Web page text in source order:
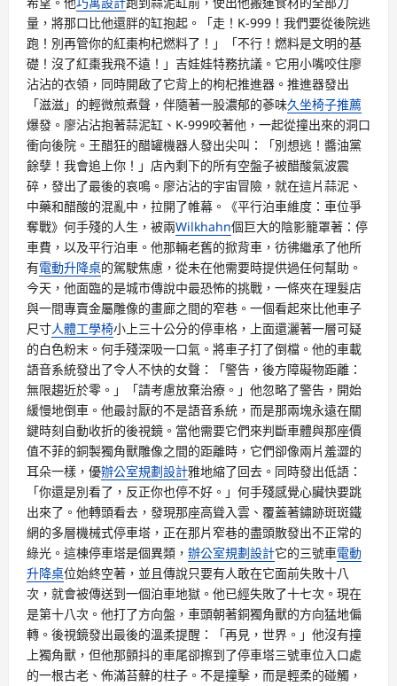
量，將那口比他還胖的缸抱起。「走！K-999！我們要從後院逃
跑！別再管你的紅棗枸杞燃料了！」「不行！燃料是文明的基
礎！沒了紅棗我飛不遠！」吉娃娃特務抗議。它用小嘴咬住廖
沾沾的衣領，同時開啟了它背上的枸杞推進器。推進器發出
「滋滋」的輕微煎煮聲，伴隨著一股濃郁的蔘味久坐椅子推薦
爆發。廖沾沾抱著蒜泥缸、K-999咬著他，一起從撞出來的洞口
衝向後院。王醋狂的醋罐機器人發出尖叫：「別想逃！醬油黨
餘孽！我會追上你！」店內剩下的所有空盤子被醋酸氣波震
碎，發出了最後的哀鳴。廖沾沾的宇宙冒險，就在這片蒜泥、
中藥和醋酸的混亂中，拉開了帷幕。《平行泊車維度：車位爭
奪戰》何手殘的人生，被兩Wilkhahn個巨大的陰影籠罩著：停
車費，以及平行泊車。他那輛老舊的掀背車，彷彿繼承了他所
有電動升降桌的駕駛焦慮，從未在他需要時提供過任何幫助。
今天，他面臨的是城市傳說中最恐怖的挑戰，一條夾在理髮店
與一間專賣金屬雕像的畫廊之間的窄巷。一個看起來比他車子
尺寸人體工學椅小上三十公分的停車格，上面還灑著一層可疑
的白色粉末。何手殘深吸一口氣。將車子打了倒檔。他的車載
語音系統發出了令人不快的女聲：「警告，後方障礙物距離：
無限趨近於零。」「請考慮放棄治療。」他忽略了警告，開始
緩慢地倒車。他最討厭的不是語音系統，而是那兩塊永遠在關
鍵時刻自動收折的後視鏡。當他需要它們來判斷車體與那座價
值不菲的銅製獨角獸雕像之間的距離時，它們卻像兩片羞澀的
耳朵一樣，優辦公室規劃設計雅地縮了回去。同時發出低語：
「你還是別看了，反正你也停不好。」何手殘感覺心臟快要跳
出來了。他轉頭看去，發現那座高聳入雲、覆蓋著鏽跡斑斑鐵
網的多層機械式停車塔，正在那片窄巷的盡頭散發出不正常的
綠光。這棟停車塔是個異類， 辦公室規劃設計它的三號車電動
升降桌位始終空著，並且傳說只要有人敢在它面前失敗十八
次，就會被傳送到一個泊車地獄。他已經失敗了十七次。現在
是第十八次。他打了方向盤，車頭朝著銅獨角獸的方向猛地偏
轉。後視鏡發出最後的溫柔提醒：「再見，世界。」他沒有撞
上獨角獸，但他那顫抖的車尾卻擦到了停車塔三號車位入口處
的一根古老、佈滿苔蘚的柱子。不是撞擊，而是輕柔的碰觸，